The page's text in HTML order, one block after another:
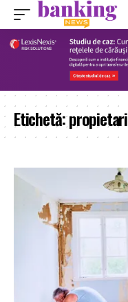
Etichetă:propietari